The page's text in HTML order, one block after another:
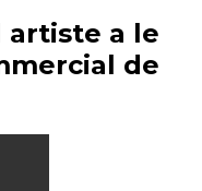
artiste a le
de